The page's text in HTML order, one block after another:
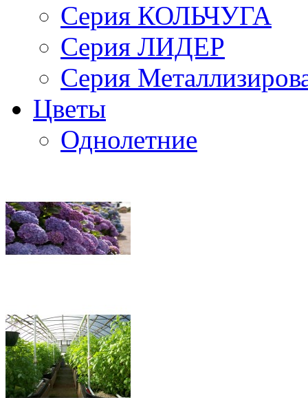
Серия КОЛЬЧУГА
Серия ЛИДЕР
Серия
Цветы
Однолетние